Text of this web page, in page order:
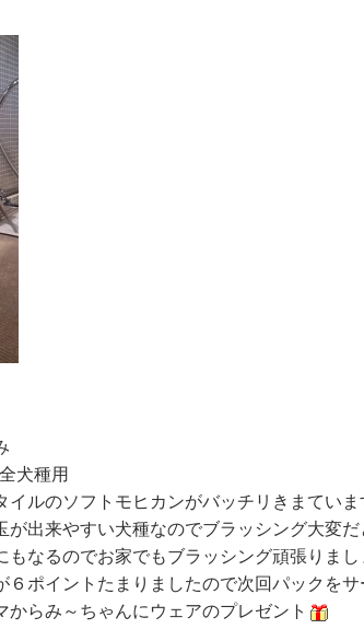
全犬種用
イルのソフトモヒカンがバッチリきまていま
が出来やすい犬種なのでブラッシング大変だ
もなるのでお家でもブラッシング頑張りまし
６ポイントたまりましたので次回パックを
からみ～ちゃんにウェアのプレゼント